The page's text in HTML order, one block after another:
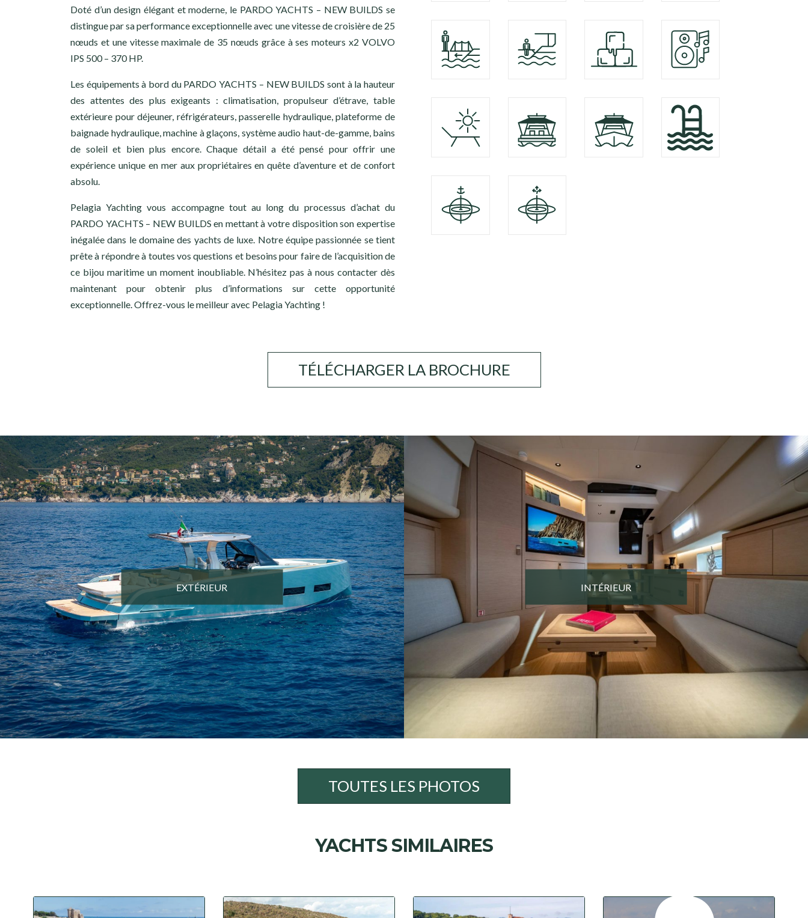
Doté d’un design élégant et moderne, le PARDO YACHTS – NEW BUILDS se
distingue par sa performance exceptionnelle avec une vitesse de croisière de 25
nœuds et une vitesse maximale de 35 nœuds grâce à ses moteurs x2 VOLVO
IPS 500 – 370 HP.
Les équipements à bord du PARDO YACHTS – NEW BUILDS sont à la hauteur
des attentes des plus exigeants : climatisation, propulseur d’étrave, table
extérieure pour déjeuner, réfrigérateurs, passerelle hydraulique, plateforme de
baignade hydraulique, machine à glaçons, système audio haut-de-gamme, bains
de soleil et bien plus encore. Chaque détail a été pensé pour offrir une
expérience unique en mer aux propriétaires en quête d’aventure et de confort
absolu.
Pelagia Yachting vous accompagne tout au long du processus d’achat du
PARDO YACHTS – NEW BUILDS en mettant à votre disposition son expertise
inégalée dans le domaine des yachts de luxe. Notre équipe passionnée se tient
prête à répondre à toutes vos questions et besoins pour faire de l’acquisition de
ce bijou maritime un moment inoubliable. N’hésitez pas à nous contacter dès
maintenant pour obtenir plus d’informations sur cette opportunité
exceptionnelle. Offrez-vous le meilleur avec Pelagia Yachting !
TÉLÉCHARGER LA BROCHURE
EXTÉRIEUR INTÉRIEUR
TOUTES LES PHOTOS
YACHTS SIMILAIRES